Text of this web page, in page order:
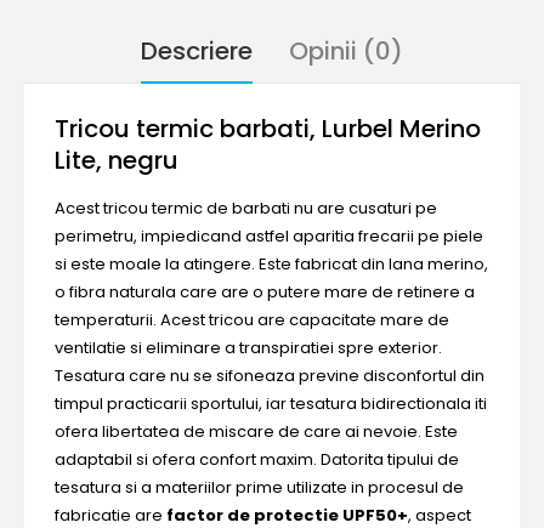
Descriere Opinii (0)
Tricou termic barbati, Lurbel Merino
Lite, negru
Acest tricou termic de barbati nu are cusaturi pe
perimetru, impiedicand astfel aparitia frecarii pe piele
si este moale la atingere. Este fabricat din lana merino,
o fibra naturala care are o putere mare de retinere a
temperaturii. Acest tricou are capacitate mare de
ventilatie si eliminare a transpiratiei spre exterior.
Tesatura care nu se sifoneaza previne disconfortul din
timpul practicarii sportului, iar tesatura bidirectionala iti
ofera libertatea de miscare de care ai nevoie. Este
adaptabil si ofera confort maxim. Datorita tipului de
tesatura si a materiilor prime utilizate in procesul de
fabricatie are factor de protectie UPF50+, aspect